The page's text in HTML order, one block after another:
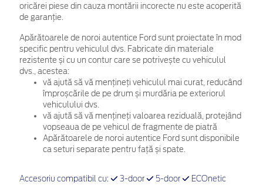
oricărei piese din cauza montării incorecte nu este acoperită
de garanţie.
Apărătoarele de noroi autentice Ford sunt proiectate în mod
specific pentru vehiculul dvs. Fabricate din materiale
rezistente și cu un contur care se potrivește cu vehiculul
dvs., acestea:
vă ajută să vă mențineți vehiculul mai curat, reducând
împroșcările de pe drum și murdăria pe exteriorul
vehiculului dvs.
vă ajută să vă mențineți valoarea reziduală, protejând
vopseaua de pe vehicul de fragmente de piatră
Apărătoarele de noroi autentice Ford sunt disponibile
ca seturi separate pentru față și spate.
Accesoriu compatibil cu: 3-door 5-door ECOnetic